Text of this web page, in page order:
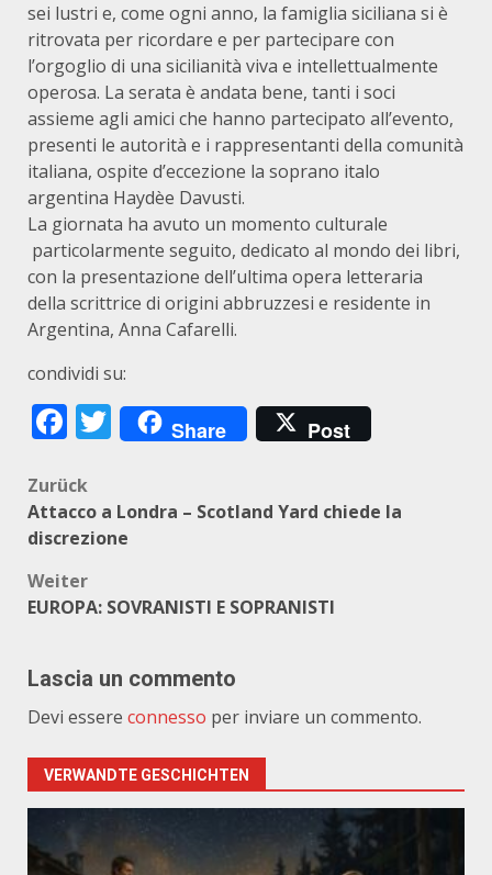
sei lustri e, come ogni anno, la famiglia siciliana si è
ritrovata per ricordare e per partecipare con
l’orgoglio di una sicilianità viva e intellettualmente
operosa. La serata è andata bene, tanti i soci
assieme agli amici che hanno partecipato all’evento,
presenti le autorità e i rappresentanti della comunità
italiana, ospite d’eccezione la soprano italo
argentina Haydèe Davusti.
La giornata ha avuto un momento culturale
particolarmente seguito, dedicato al mondo dei libri,
con la presentazione dell’ultima opera letteraria
della scrittrice di origini abbruzzesi e residente in
Argentina, Anna Cafarelli.
condividi su:
Facebook
Twitter
Share Post
Beitragsnavigation
Zurück
Attacco a Londra – Scotland Yard chiede la
discrezione
Weiter
EUROPA: SOVRANISTI E SOPRANISTI
Lascia un commento
Devi essere connesso per inviare un commento.
VERWANDTE GESCHICHTEN